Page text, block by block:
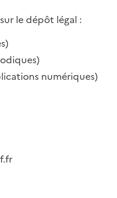
le dépôt légal :
numériques)